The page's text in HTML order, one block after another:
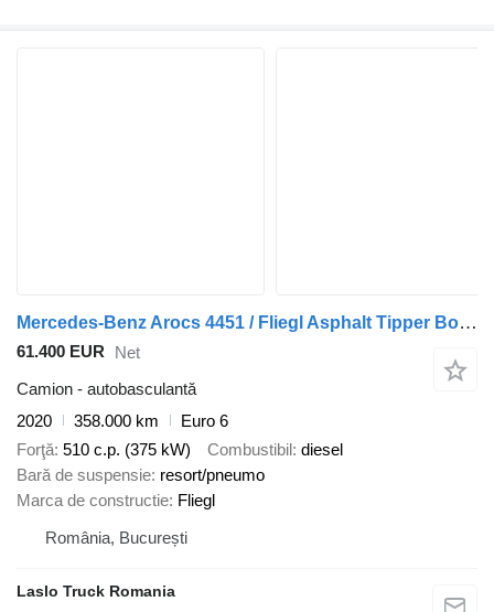
Mercedes-Benz Arocs 4451 / Fliegl Asphalt Tipper Body with Moving Floor / Tipp
61.400 EUR
Net
Camion - autobasculantă
2020
358.000 km
Euro 6
Forţă 510 c.p. (375 kW) Combustibil diesel
Bară de suspensie resort/pneumo
Marca de constructie Fliegl
România, București
Laslo Truck Romania